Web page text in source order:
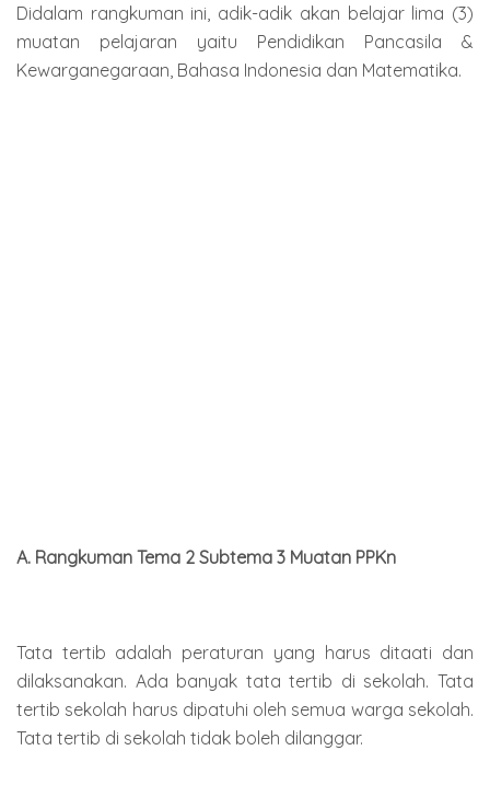
Didalam rangkuman ini, adik-adik akan belajar lima (3)
muatan pelajaran yaitu Pendidikan Pancasila &
Kewarganegaraan, Bahasa Indonesia dan Matematika.
A. Rangkuman Tema 2 Subtema 3 Muatan PPKn
Tata tertib adalah peraturan yang harus ditaati dan
dilaksanakan. Ada banyak tata tertib di sekolah. Tata
tertib sekolah harus dipatuhi oleh semua warga sekolah.
Tata tertib di sekolah tidak boleh dilanggar.